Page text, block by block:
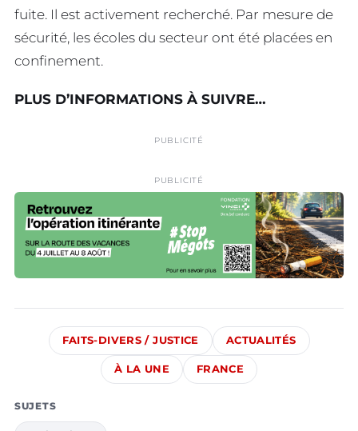
fuite. Il est activement recherché. Par mesure de
sécurité, les écoles du secteur ont été placées en
confinement.
PLUS D’INFORMATIONS À SUIVRE…
PUBLICITÉ
PUBLICITÉ
FAITS-DIVERS / JUSTICE ACTUALITÉS
À LA UNE FRANCE
SUJETS